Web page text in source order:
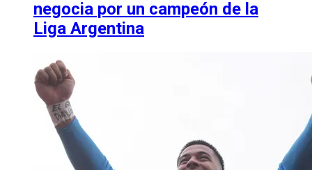
negocia por un campeón de la
Liga Argentina